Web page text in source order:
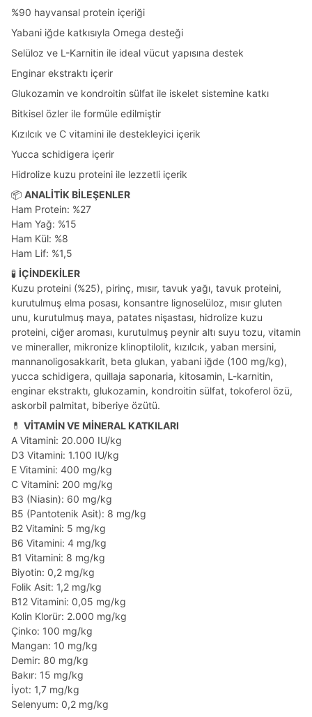
%90 hayvansal protein içeriği
Yabani iğde katkısıyla Omega desteği
Selüloz ve L-Karnitin ile ideal vücut yapısına destek
Enginar ekstraktı içerir
Glukozamin ve kondroitin sülfat ile iskelet sistemine katkı
Bitkisel özler ile formüle edilmiştir
Kızılcık ve C vitamini ile destekleyici içerik
Yucca schidigera içerir
Hidrolize kuzu proteini ile lezzetli içerik
📦 ANALİTİK BİLEŞENLER
Ham Protein: %27
Ham Yağ: %15
Ham Kül: %8
Ham Lif: %1,5
🧪 İÇİNDEKİLER
Kuzu proteini (%25), pirinç, mısır, tavuk yağı, tavuk proteini,
kurutulmuş elma posası, konsantre lignoselüloz, mısır gluten
unu, kurutulmuş maya, patates nişastası, hidrolize kuzu
proteini, ciğer aroması, kurutulmuş peynir altı suyu tozu, vitamin
ve mineraller, mikronize klinoptilolit, kızılcık, yaban mersini,
mannanoligosakkarit, beta glukan, yabani iğde (100 mg/kg),
yucca schidigera, quillaja saponaria, kitosamin, L-karnitin,
enginar ekstraktı, glukozamin, kondroitin sülfat, tokoferol özü,
askorbil palmitat, biberiye özütü.
💊 VİTAMİN VE MİNERAL KATKILARI
A Vitamini: 20.000 IU/kg
D3 Vitamini: 1.100 IU/kg
E Vitamini: 400 mg/kg
C Vitamini: 200 mg/kg
B3 (Niasin): 60 mg/kg
B5 (Pantotenik Asit): 8 mg/kg
B2 Vitamini: 5 mg/kg
B6 Vitamini: 4 mg/kg
B1 Vitamini: 8 mg/kg
Biyotin: 0,2 mg/kg
Folik Asit: 1,2 mg/kg
B12 Vitamini: 0,05 mg/kg
Kolin Klorür: 2.000 mg/kg
Çinko: 100 mg/kg
Mangan: 10 mg/kg
Demir: 80 mg/kg
Bakır: 15 mg/kg
İyot: 1,7 mg/kg
Selenyum: 0,2 mg/kg